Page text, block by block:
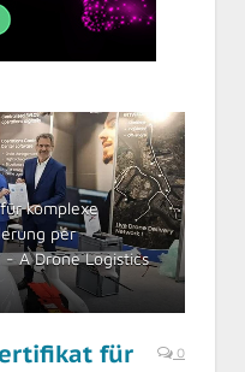
komplexe
per
A Drone Logistics
für
0